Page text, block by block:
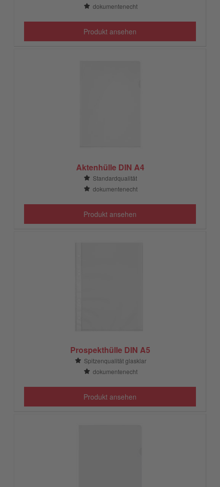
dokumentenecht
Produkt ansehen
Aktenhülle DIN A4
Standardqualität
dokumentenecht
Produkt ansehen
Prospekthülle DIN A5
Spitzenqualität glasklar
dokumentenecht
Produkt ansehen